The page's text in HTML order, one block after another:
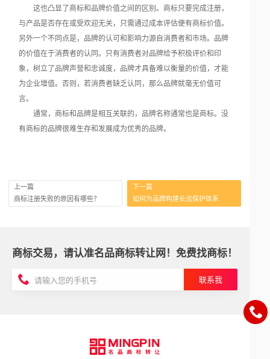
这也凸显了商标和品牌价值之间的区别。商标只要完成注册，
与产品是否存在或受欢迎无关，只需通过成本评估便有商标价值。
另外一个不同点是，品牌的认可和影响力源自消费者和市场。品牌
的价值在于消费者的认同。只有消费者对品牌给予积极评价和印
象，树立了品牌声誉和忠诚度，品牌才具备难以衡量的价值，才能
为企业增值。否则，若消费者缺乏认同，那么品牌就毫无价值可
言。
通常，商标和品牌是相互关联的，品牌名称通常也是商标。没
有商标的品牌很难生存和发展成为优秀的品牌。
上一篇
商标注册失败的原因有哪些？
下一篇
如何为品牌构建长远保护体系
商标交易，请认准名品商标转让网！免费找商标！
联系我